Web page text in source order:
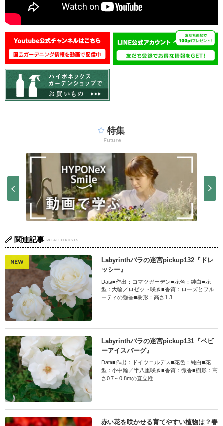
特集
Future
関連記事 RELATED POSTS
NEW
Labyrinthバラの迷宮pickup132『ドレ
ッシー』
Data■作出：コマツガーデン■花色：純白■花
型：大輪／ロゼット咲き■香質：ローズとフル
ーティの強香■樹形：高さ1.3…
Labyrinthバラの迷宮pickup131『ベビ
ーアイスバーグ』
Data■作出：ドイツコルデス■花色：純白■花
型：小中輪／半八重咲き■香質：微香■樹形：高
さ0.7～0.8mの直立性
赤い花を咲かせる育てやすい植物は？春